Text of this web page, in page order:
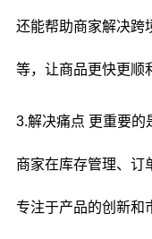
还能帮助商家解决跨
等，让商品更快更顺
3.解决痛点 更重要的
商家在库存管理、订
专注于产品的创新和